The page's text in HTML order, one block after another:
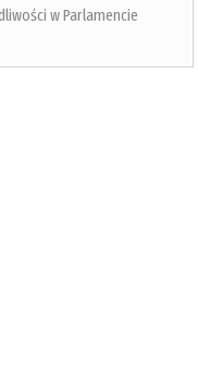
w Parlamencie